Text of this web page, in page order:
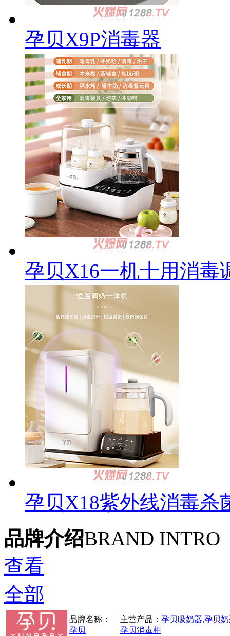
孕贝X9P消毒器
孕贝X16一机十用消毒
孕贝X18紫外线消毒杀
品牌介绍BRAND INTRO
查看
全部
品牌名称：
孕贝
主营产品： 孕贝吸奶器,孕贝
孕贝消毒柜